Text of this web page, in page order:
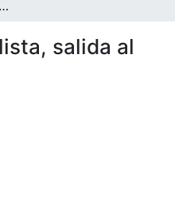
Competencia ciclista, salida al valle
salida al